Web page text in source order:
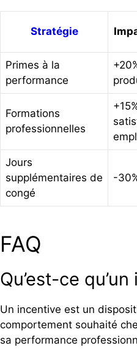
Stratégie
Primes à la
performance
Formations
professionnelles
Jours
supplémentaires de
congé
-
FAQ
Qu’est-ce
Un incentive est un
comportement souhaité
sa performance